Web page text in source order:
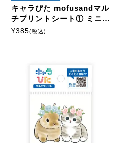
キャラぴた mofusandマル
チプリントシート① ミニ1
1
¥385(税込)